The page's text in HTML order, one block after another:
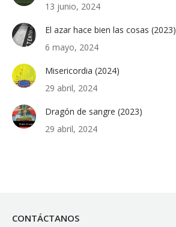
13 junio, 2024
El azar hace bien las cosas (2023)
6 mayo, 2024
Misericordia (2024)
29 abril, 2024
Dragón de sangre (2023)
29 abril, 2024
CONTÁCTANOS